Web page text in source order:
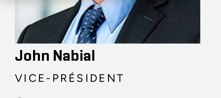
John Nabial
VICE-PRÉSIDENT